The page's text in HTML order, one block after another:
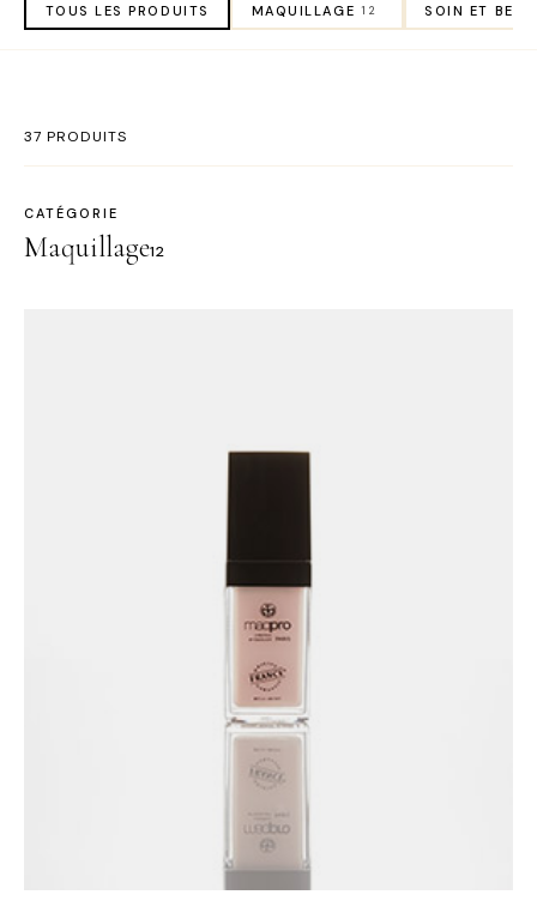
TOUS LES PRODUITS MAQUILLAGE 12 SOIN ET
37 PRODUITS
CATÉGORIE
Maquillage12